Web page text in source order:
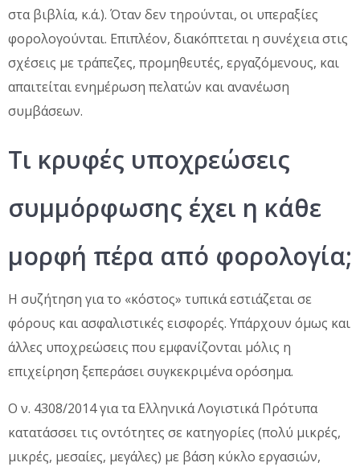
στα βιβλία, κ.ά.). Όταν δεν τηρούνται, οι υπεραξίες
φορολογούνται. Επιπλέον, διακόπτεται η συνέχεια στις
σχέσεις με τράπεζες, προμηθευτές, εργαζόμενους, και
απαιτείται ενημέρωση πελατών και ανανέωση
συμβάσεων.
Τι κρυφές υποχρεώσεις
συμμόρφωσης έχει η κάθε
μορφή πέρα από φορολογία;
Η συζήτηση για το «κόστος» τυπικά εστιάζεται σε
φόρους και ασφαλιστικές εισφορές. Υπάρχουν όμως και
άλλες υποχρεώσεις που εμφανίζονται μόλις η
επιχείρηση ξεπεράσει συγκεκριμένα ορόσημα.
Ο ν. 4308/2014 για τα Ελληνικά Λογιστικά Πρότυπα
κατατάσσει τις οντότητες σε κατηγορίες (πολύ μικρές,
μικρές, μεσαίες, μεγάλες) με βάση κύκλο εργασιών,